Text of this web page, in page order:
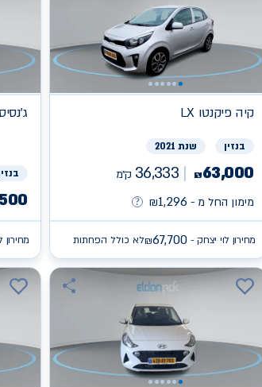
קיהפיקנטו LX
בנזין שנת 2021
₪63,000
36,333 ק״מ
מימון החל מ -
₪1,296
מחירון לוי יצחק - ₪67,700 לא כולל הפחתות מחירון